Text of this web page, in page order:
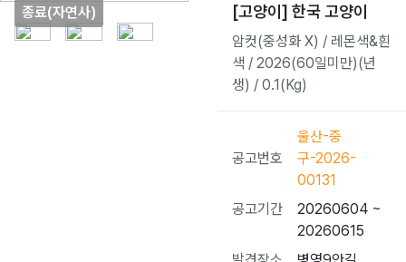
종료(자연사) [고양이] 한국 고양이
암컷(중성화 X) / 레몬색&흰
색 / 2026(60일미만)(년
생) / 0.1(Kg)
공고번호
울산-중
구-2026-
00131
공고기간
20260604 ~
20260615